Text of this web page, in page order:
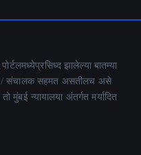
झालेल्या बातम्या
/ संचालक सहमत असतीलच असे
मुंबई न्यायालया अंतर्गत मर्यादित